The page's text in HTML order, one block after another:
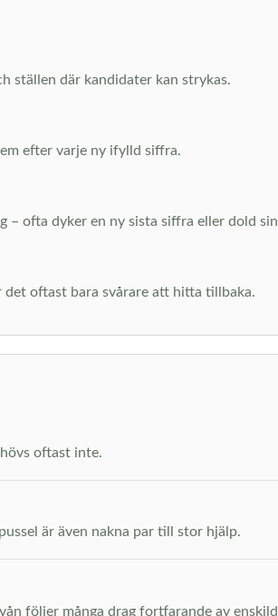
ställen där kandidater kan strykas.
efter varje ny ifylld siffra.
– ofta dyker en ny sista siffra eller dold
det oftast bara svårare att hitta tillbaka.
oftast inte.
är även nakna par till stor hjälp.
följer många drag fortfarande av